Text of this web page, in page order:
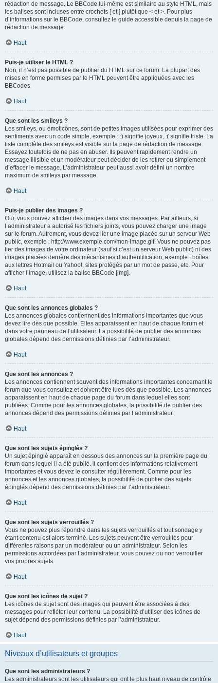
rédaction de message. Le BBCode lui-même est similaire au style HTML, mais
les balises sont incluses entre crochets [ et ] plutôt que < et >. Pour plus
d’informations sur le BBCode, consultez le guide accessible depuis la page de
rédaction de message.
Haut
Puis-je utiliser le HTML ?
Non, il n’est pas possible de publier du HTML sur ce forum. La plupart des
mises en forme permises par le HTML peuvent être appliquées avec les
BBCodes.
Haut
Que sont les smileys ?
Les smileys, ou émoticônes, sont de petites images utilisées pour exprimer des
sentiments avec un code simple, exemple : :) signifie joyeux, :( signifie triste. La
liste complète des smileys est visible sur la page de rédaction de message.
Essayez toutefois de ne pas en abuser. Ils peuvent rapidement rendre un
message illisible et un modérateur peut décider de les retirer ou simplement
d’effacer le message. L’administrateur peut aussi avoir défini un nombre
maximum de smileys par message.
Haut
Puis-je publier des images ?
Oui, vous pouvez afficher des images dans vos messages. Par ailleurs, si
l’administrateur a autorisé les fichiers joints, vous pouvez charger une image
sur le forum. Autrement, vous devez lier une image placée sur un serveur Web
public, exemple : http://www.exemple.com/mon-image.gif. Vous ne pouvez pas
lier des images de votre ordinateur (sauf si c’est un serveur Web public) ni des
images placées derrière des mécanismes d’authentification, exemple : boîtes
aux lettres Hotmail ou Yahoo!, sites protégés par un mot de passe, etc. Pour
afficher l’image, utilisez la balise BBCode [img].
Haut
Que sont les annonces globales ?
Les annonces globales contiennent des informations importantes que vous
devez lire dès que possible. Elles apparaissent en haut de chaque forum et
dans votre panneau de l’utilisateur. La possibilité de publier des annonces
globales dépend des permissions définies par l’administrateur.
Haut
Que sont les annonces ?
Les annonces contiennent souvent des informations importantes concernant le
forum que vous consultez et doivent être lues dès que possible. Les annonces
apparaissent en haut de chaque page du forum dans lequel elles sont
publiées. Comme pour les annonces globales, la possibilité de publier des
annonces dépend des permissions définies par l’administrateur.
Haut
Que sont les sujets épinglés ?
Un sujet épinglé apparaît en dessous des annonces sur la première page du
forum dans lequel il a été publié. il contient des informations relativement
importantes et vous devez le consulter régulièrement. Comme pour les
annonces et les annonces globales, la possibilité de publier des sujets
épinglés dépend des permissions définies par l’administrateur.
Haut
Que sont les sujets verrouillés ?
Vous ne pouvez plus répondre dans les sujets verrouillés et tout sondage y
étant contenu est alors terminé. Les sujets peuvent être verrouillés pour
différentes raisons par un modérateur ou un administrateur. Selon les
permissions accordées par l’administrateur, vous pouvez ou non verrouiller
vos propres sujets.
Haut
Que sont les icônes de sujet ?
Les icônes de sujet sont des images qui peuvent être associées à des
messages pour refléter leur contenu. La possibilité d’utiliser des icônes de
sujet dépend des permissions définies par l’administrateur.
Haut
Niveaux d’utilisateurs et groupes
Que sont les administrateurs ?
Les administrateurs sont les utilisateurs qui ont le plus haut niveau de contrôle